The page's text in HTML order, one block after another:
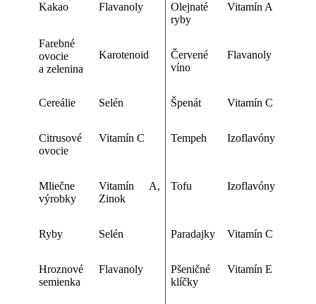
Kakao Flavanoly
Olejnaté
ryby
Vitamín A
Farebné
ovocie
a zelenina
Karotenoid
Červené
víno
Flavanoly
Cereálie Selén Špenát Vitamín C
Citrusové
ovocie
Vitamín C Tempeh Izoflavóny
Mliečne
výrobky
Vitamín A,
Zinok
Tofu Izoflavóny
Ryby Selén Paradajky Vitamín C
Hroznové
semienka
Flavanoly
Pšeničné
klíčky
Vitamín E